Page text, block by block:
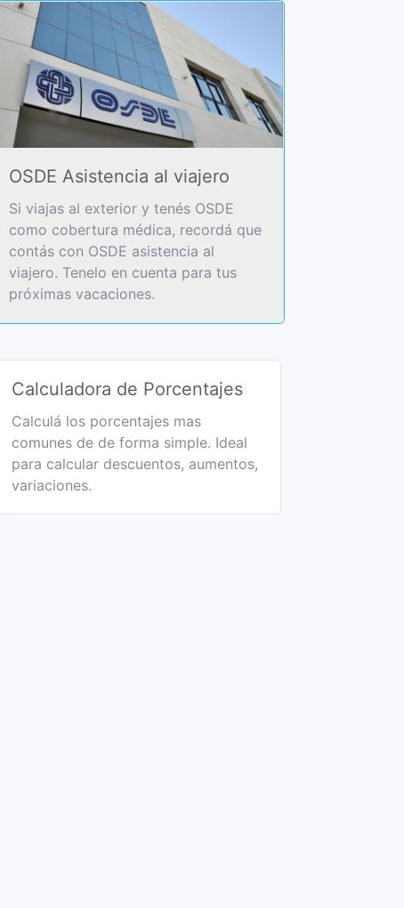
OSDE Asistencia al viajero
Si viajas al exterior y tenés OSDE
como cobertura médica, recordá que
contás con OSDE asistencia al
viajero. Tenelo en cuenta para tus
próximas vacaciones.
Calculadora de Porcentajes
Calculá los porcentajes mas
comunes de de forma simple. Ideal
para calcular descuentos, aumentos,
variaciones.